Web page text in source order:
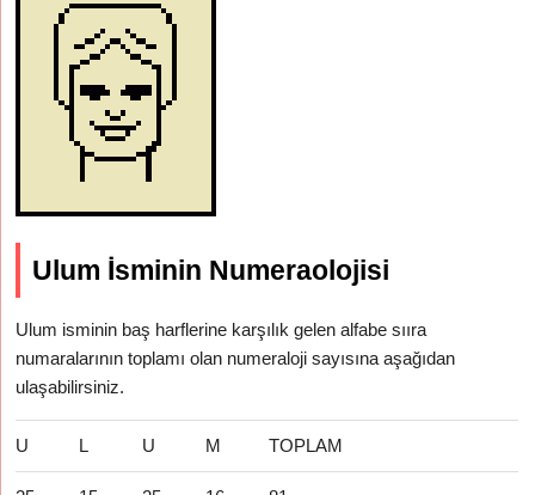
Ulum İsminin Numeraolojisi
Ulum isminin baş harflerine karşılık gelen alfabe sııra
numaralarının toplamı olan numeraloji sayısına aşağıdan
ulaşabilirsiniz.
U L U M TOPLAM